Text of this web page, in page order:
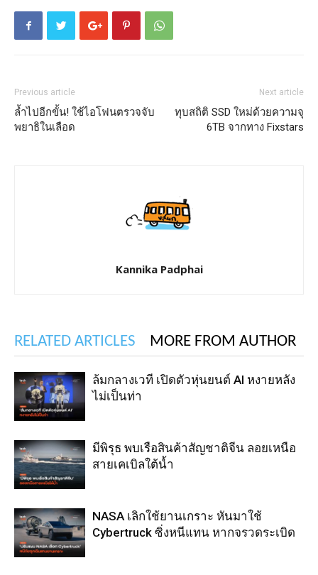
Previous article
ล้ำไปอีกขั้น! ใช้ไอโฟนตรวจจับ
พยาธิในเลือด
Next article
ทุบสถิติ SSD ใหม่ด้วยความจุ
6TB จากทาง Fixstars
Kannika Padphai
RELATED ARTICLES MORE FROM AUTHOR
ล้มกลางเวที เปิดตัวหุ่นยนต์ AI หงายหลัง
ไม่เป็นท่า
มีพิรุธ พบเรือสินค้าสัญชาติจีน ลอยเหนือ
สายเคเบิลใต้น้ำ
NASA เลิกใช้ยานเกราะ หันมาใช้
Cybertruck ซิ่งหนีแทน หากจรวดระเบิด